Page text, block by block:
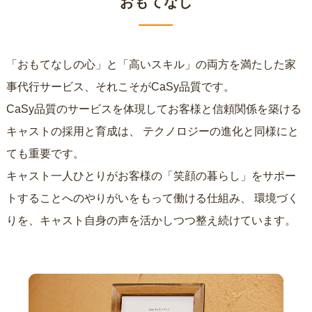
「おもてなしの心」と「高いスキル」の両方を満たした家
事代行サービス、それこそがCaSy品質です。
CaSy品質のサービスを体現してお客様と信頼関係を築ける
キャストの採用と育成は、
ても重要です。
キャスト一人ひとりがお客様の「笑顔の暮らし」をサポー
トすることへのやりがいをもって働ける仕組み、
りを、キャスト自身の声を活かしつつ整え続けています。